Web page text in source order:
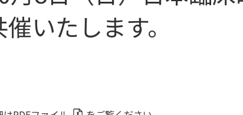
いたします。